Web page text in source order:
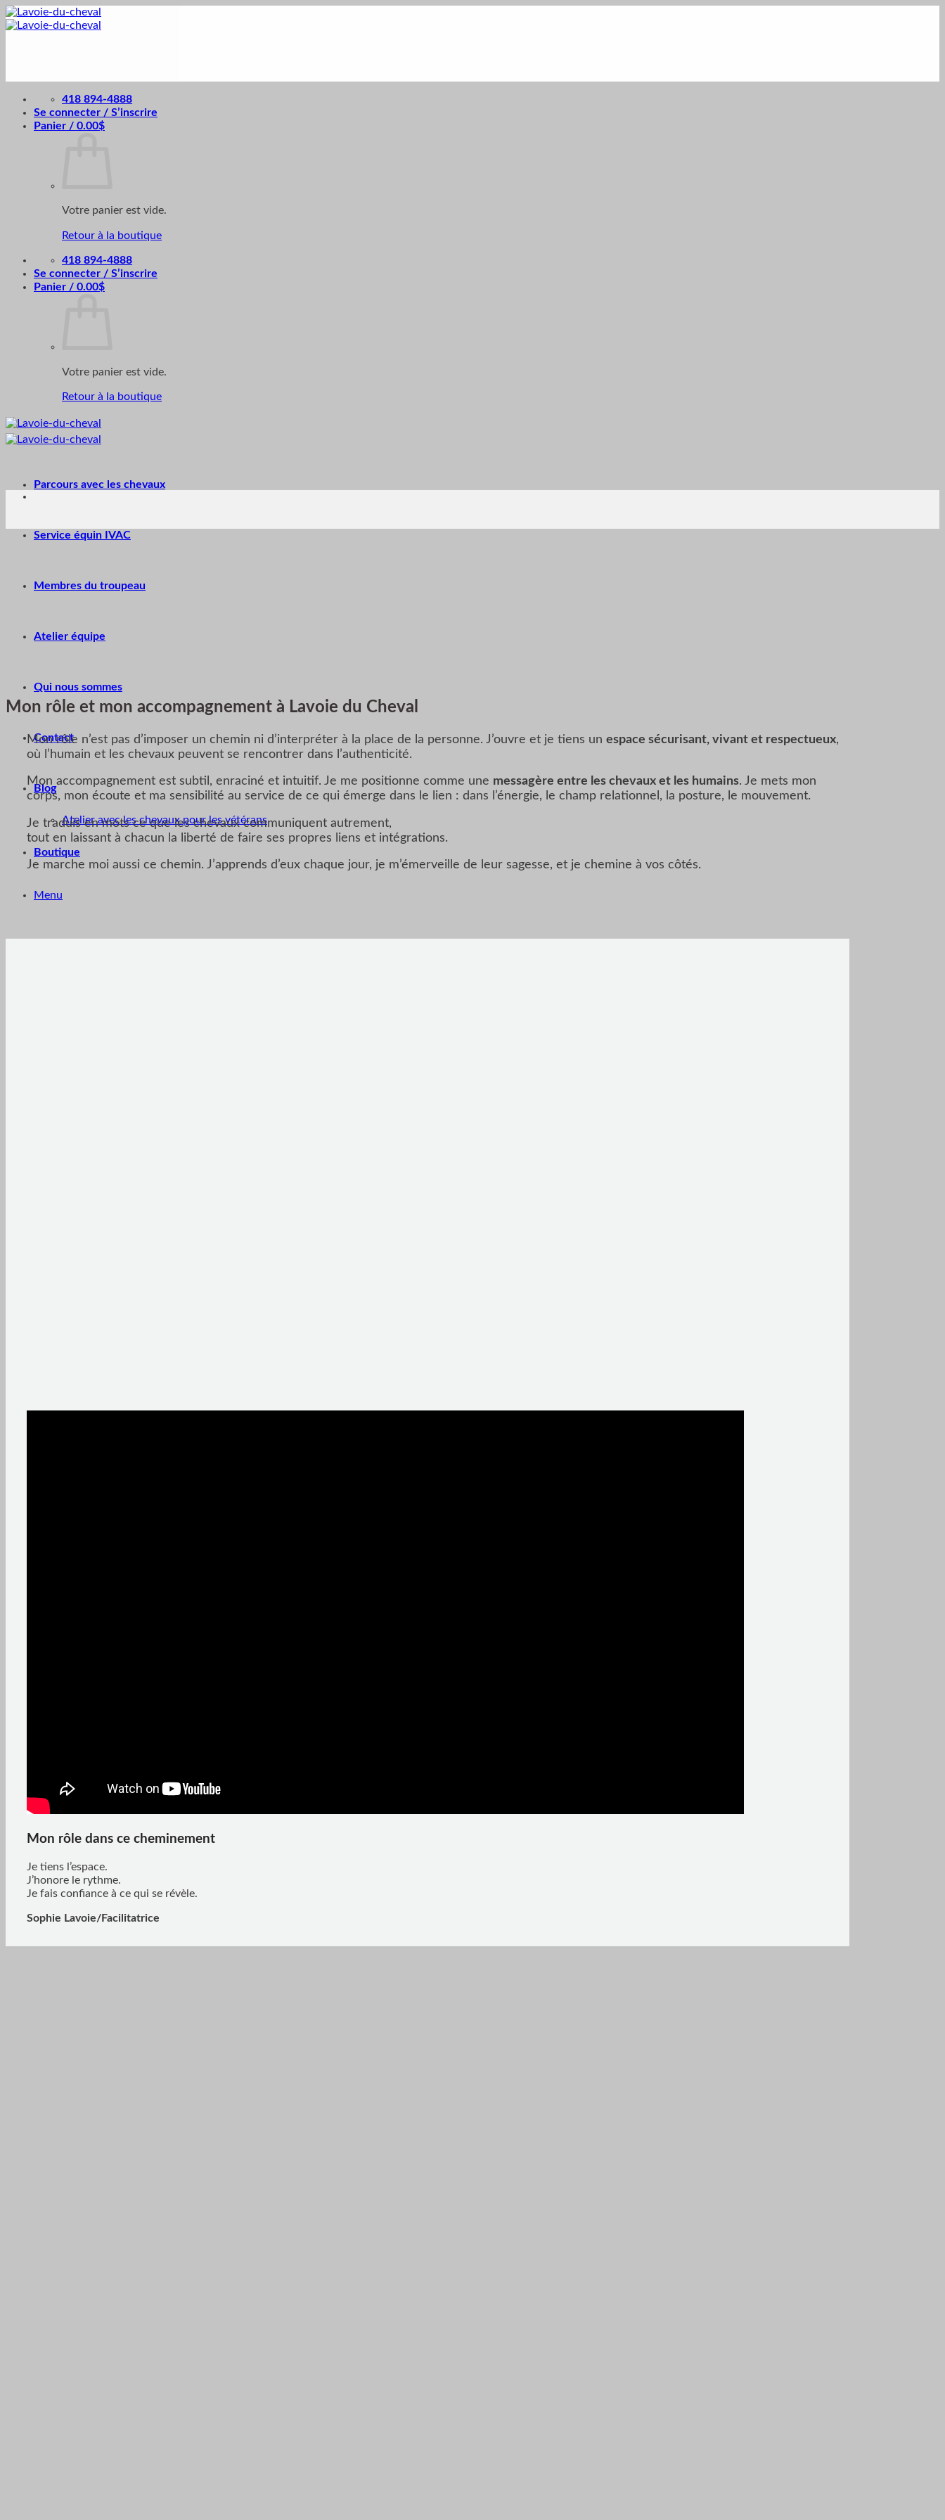
Passer
au
418 894-4888
Se connecter / S’inscrire
Panier / 0.00$
Votre panier est vide.
Retour à la boutique
418 894-4888
Se connecter / S’inscrire
Panier / 0.00$
Votre panier est vide.
Retour à la boutique
Parcours avec les chevaux
Service équin IVAC
Membres du troupeau
Atelier équipe
Qui nous sommes
Contact
Blog
Atelier avec les chevaux pour les vétérans
Boutique
Menu
Mon rôle et mon accompagnement à Lavoie du Cheval
Mon rôle n’est pas d’imposer un chemin ni d’interpréter à la place de la personne. J’ouvre et je tiens un espace sécurisant, vivant et respectueux,
où l’humain et les chevaux peuvent se rencontrer dans l’authenticité.
Mon accompagnement est subtil, enraciné et intuitif. Je me positionne comme une messagère entre les chevaux et les humains. Je mets mon
corps, mon écoute et ma sensibilité au service de ce qui émerge dans le lien : dans l’énergie, le champ relationnel, la posture, le mouvement.
Je traduis en mots ce que les chevaux communiquent autrement,
tout en laissant à chacun la liberté de faire ses propres liens et intégrations.
Je marche moi aussi ce chemin. J’apprends d’eux chaque jour, je m’émerveille de leur sagesse, et je chemine à vos côtés.
Mon rôle dans ce cheminement
Je tiens l’espace.
J’honore le rythme.
Je fais confiance à ce qui se révèle.
Sophie Lavoie/Facilitatrice